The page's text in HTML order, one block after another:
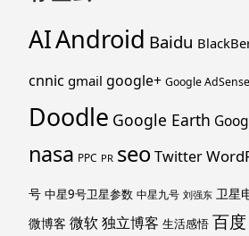
AIAndroid Baidu
cnnic gmail google+ Google AdSense
Doodle Google Earth
nasa PPC PR seoTwitter
号 中星9号卫星参数 中星九号 刘强东 卫星
微博客 微软独立博客 生活感悟 百度